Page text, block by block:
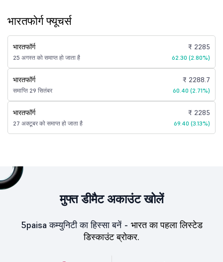
भारतफोर्ग फ्यूचर्स
भारतफॉर्ग
25 अगस्त को समाप्त हो जाता है
₹ 2285
62.30 (2.80%)
भारतफॉर्ग
समाप्ति 29 सितंबर
₹ 2288.7
60.40 (2.71%)
भारतफॉर्ग
27 अक्टूबर को समाप्त हो जाता है
₹ 2285
69.40 (3.13%)
मुफ्त डीमैट अकाउंट खोलें
5paisa कम्युनिटी का हिस्सा बनें - भारत का पहला लिस्टेड
डिस्काउंट ब्रोकर.